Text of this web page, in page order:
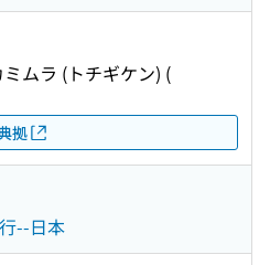
ムラ (トチギケン) (
拠
--日本